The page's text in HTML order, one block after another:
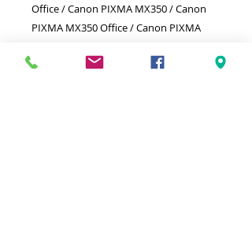
Office / Canon PIXMA MX350 / Canon
PIXMA MX350 Office / Canon PIXMA
PIXMA MX420 /